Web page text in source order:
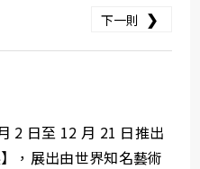
下一則 ❯
2 日至 12 月 21 日推出
，展出由世界知名藝術